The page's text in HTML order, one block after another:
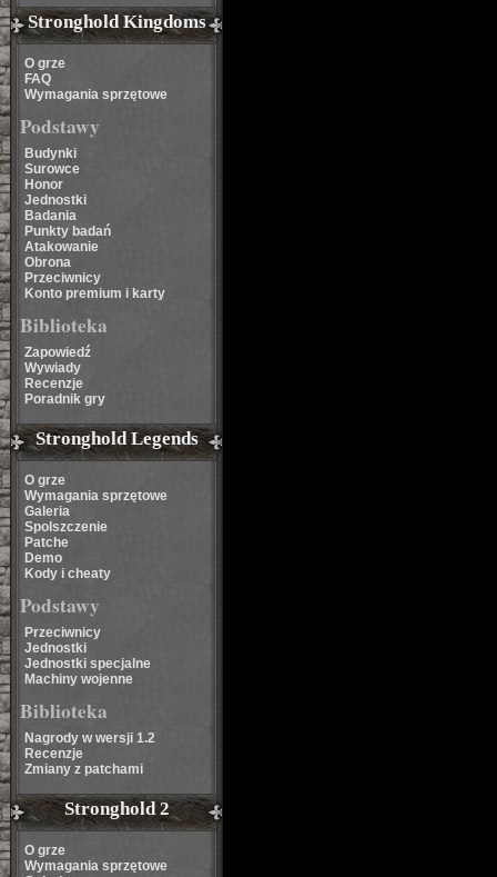
Stronghold Kingdoms
O grze
FAQ
Wymagania sprzętowe
Podstawy
Budynki
Surowce
Honor
Jednostki
Badania
Punkty badań
Atakowanie
Obrona
Przeciwnicy
Konto premium i karty
Biblioteka
Zapowiedź
Wywiady
Recenzje
Poradnik gry
Stronghold Legends
O grze
Wymagania sprzętowe
Galeria
Spolszczenie
Patche
Demo
Kody i cheaty
Podstawy
Przeciwnicy
Jednostki
Jednostki specjalne
Machiny wojenne
Biblioteka
Nagrody w wersji 1.2
Recenzje
Zmiany z patchami
Stronghold 2
O grze
Wymagania sprzętowe